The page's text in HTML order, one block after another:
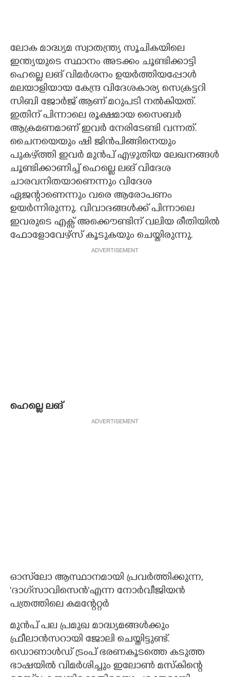
ലോക മാദ്ധ്യമ സ്വാതന്ത്ര്യ സൂചികയിലെ
ഇന്ത്യയുടെ സ്ഥാനം അടക്കം ചൂണ്ടിക്കാട്ടി
ഹെല്ലെ ലങ് വിമർശനം ഉയർത്തിയപ്പോൾ
മലയാളിയായ കേന്ദ്ര വിദേശകാര്യ സെക്രട്ടറി
സിബി ജോർജ് ആണ് മറുപടി നൽകിയത്.
ഇതിന് പിന്നാലെ രൂക്ഷമായ സൈബർ
ആക്രമണമാണ് ഇവർ നേരിടേണ്ടി വന്നത്.
ചൈനയെയും ഷി ജിൻപിങ്ങിനെയും
പുകഴ്ത്തി ഇവർ മുൻപ് എഴുതിയ ലേഖനങ്ങൾ
ചൂണ്ടിക്കാണിച്ച് ഹെല്ലെ ലങ് വിദേശ
ചാരവനിതയാണെന്നും വിദേശ
ഏജന്റാണെന്നും വരെ ആരോപണം
ഉയർന്നിരുന്നു. വിവാദങ്ങൾക്ക് പിന്നാലെ
ഇവരുടെ എക്സ് അക്കൌണ്ടിന് വലിയ രീതിയിൽ
ഫോളോവേഴ്സ് കൂടുകയും ചെയ്തിരുന്നു.
ADVERTISEMENT
ഹെല്ലെ ലങ്
ADVERTISEMENT
ഓസ്‌ലോ ആസ്ഥാനമായി പ്രവർത്തിക്കുന്ന,
'ദാഗ്‌സാവിസെൻ'എന്ന നോർവീജിയൻ
പത്രത്തിലെ കമന്റേറ്റ‌ർ
മുൻപ് പല പ്രമുഖ മാദ്ധ്യമങ്ങൾക്കും
ഫ്രീലാൻസറായി ജോലി ചെയ്തിട്ടുണ്ട്.
ഡൊണാൾഡ് ട്രംപ് ഭരണകൂടത്തെ കടുത്ത
ഭാഷയിൽ വിമർശിച്ചും ഇലോൺ മസ്കിന്റെ